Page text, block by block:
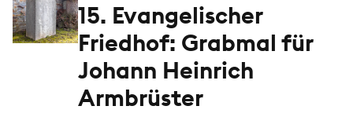
15. Evangelischer
Friedhof: Grabmal für
Johann Heinrich
Armbrüster